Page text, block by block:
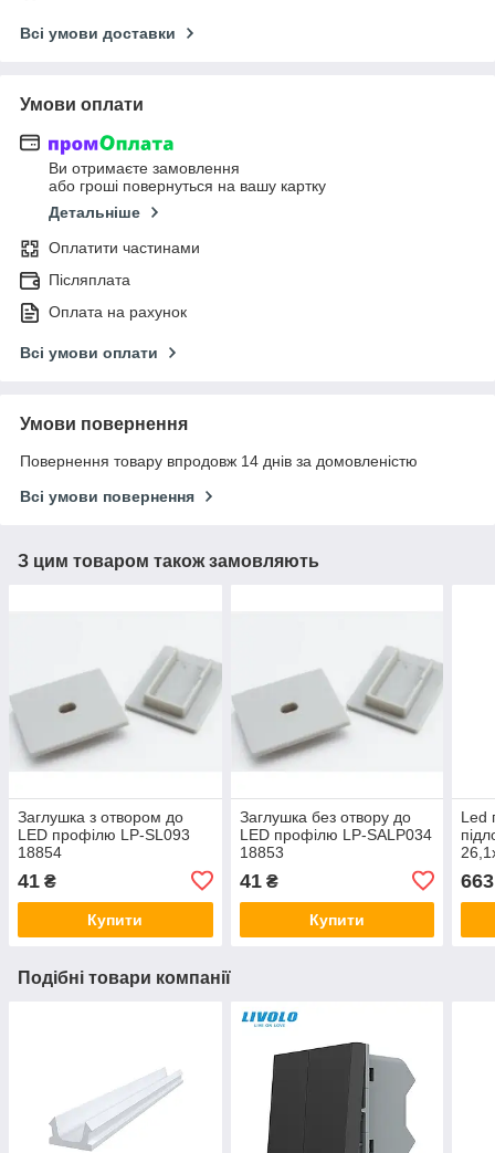
Всі умови доставки
Умови оплати
Ви отримаєте замовлення
або гроші повернуться на вашу картку
Детальніше
Оплатити частинами
Післяплата
Оплата на рахунок
Всі умови оплати
Умови повернення
Повернення товару впродовж 14 днів за домовленістю
Всі умови повернення
З цим товаром також замовляють
Заглушка з отвором до
LED профілю LP-SL093
18854
41 ₴
Купити
Заглушка без отвору до
LED профілю LP-SALP034
18853
41₴
Купити
Led
Подібні товари компанії